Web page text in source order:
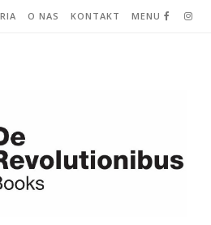
O NAS KONTAKT MENU